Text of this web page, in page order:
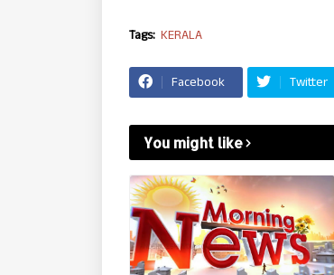
Tags: KERALA
Facebook Twitter
You might like